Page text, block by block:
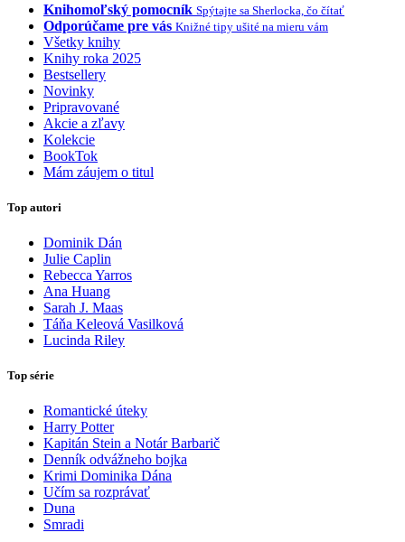
Knihomoľský pomocník Spýtajte sa Sherlocka, čo čítať
Odporúčame pre vás Knižné tipy ušité na mieru vám
Všetky knihy
Knihy roka 2025
Bestsellery
Novinky
Pripravované
Akcie a zľavy
Kolekcie
BookTok
Mám záujem o titul
Top autori
Dominik Dán
Julie Caplin
Rebecca Yarros
Ana Huang
Sarah J. Maas
Táňa Keleová Vasilková
Lucinda Riley
Top série
Romantické úteky
Harry Potter
Kapitán Stein a Notár Barbarič
Denník odvážneho bojka
Krimi Dominika Dána
Učím sa rozprávať
Duna
Smradi